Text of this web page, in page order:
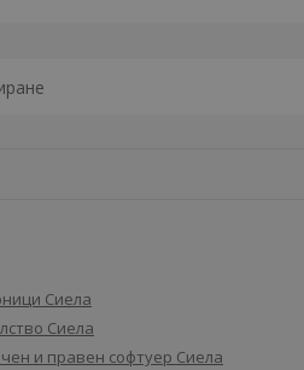
Сиела
Сиела
и правен софтуер Сиела